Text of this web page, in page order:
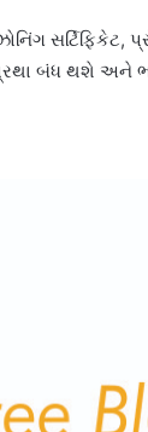
સર્ટિફિકેટ,
પ્રથા બંધ થશે અને